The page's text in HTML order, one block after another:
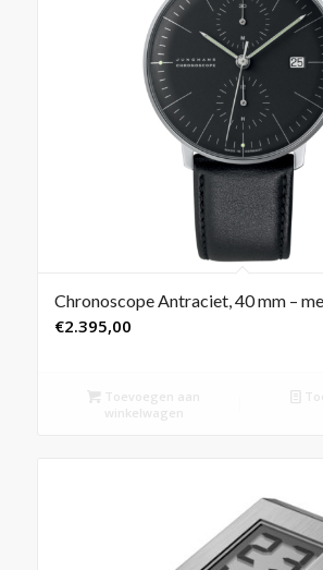
Chronoscope Antraciet, 40 mm –
€2.395,00
Toevoegen aan
winkelwagen